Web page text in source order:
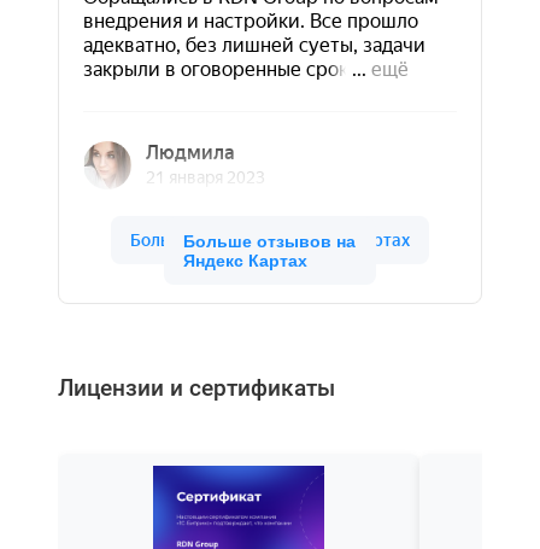
Больше отзывов на
Яндекс Картах
Лицензии и сертификаты